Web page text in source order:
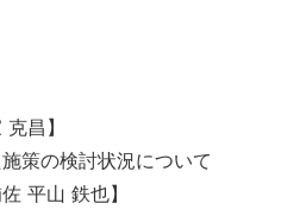
昌】
策の検討状況について
平山 鉄也】